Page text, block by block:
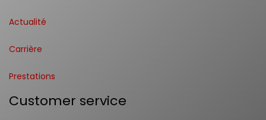
Actualité
Carrière
Prestations
Customer service